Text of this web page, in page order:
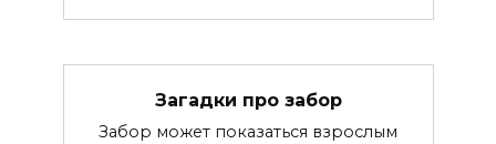
Загадки про забор
Забор может показаться взрослым